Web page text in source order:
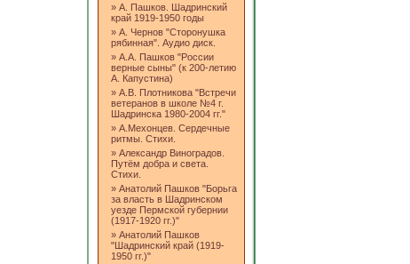
» А. Пашков. Шадринский
край 1919-1950 годы
» А. Чернов "Сторонушка
рябинная". Аудио диск.
» А.А. Пашков "России
верные сыны" (к 200-летию
А. Капустина)
» А.В. Плотникова "Встречи
ветеранов в школе №4 г.
Шадринска 1980-2004 гг."
» А.Мехонцев. Сердечные
ритмы. Стихи.
» Александр Виноградов.
Путём добра и света.
Стихи.
» Анатолий Пашков "Борьга
за власть в Шадринском
уезде Пермской губернии
(1917-1920 гг.)"
» Анатолий Пашков
"Шадринский край (1919-
1950 гг.)"